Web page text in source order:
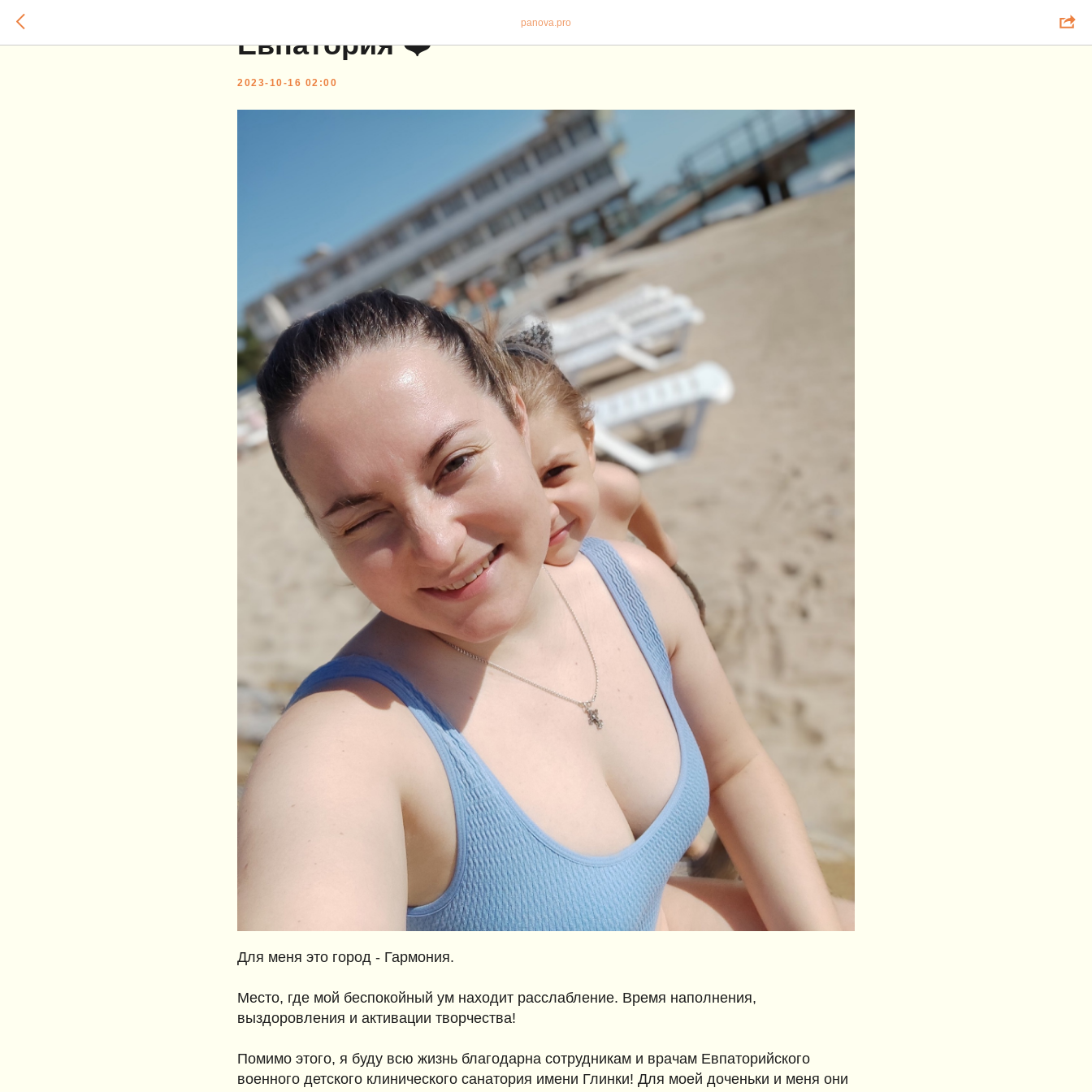
panova.pro
Евпатория ❤️
2023-10-16 02:00
Для меня это город - Гармония.
Место, где мой беспокойный ум находит расслабление. Время наполнения,
выздоровления и активации творчества!
Помимо этого, я буду всю жизнь благодарна сотрудникам и врачам Евпаторийского
военного детского клинического санатория имени Глинки! Для моей доченьки и меня они